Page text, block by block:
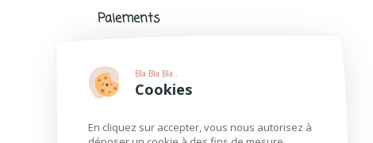
Bla Bla Bla..
Cookies
En cliquez sur accepter, vous nous autorisez à
Paiements
modes de paiement populaires.
Plus d'informations